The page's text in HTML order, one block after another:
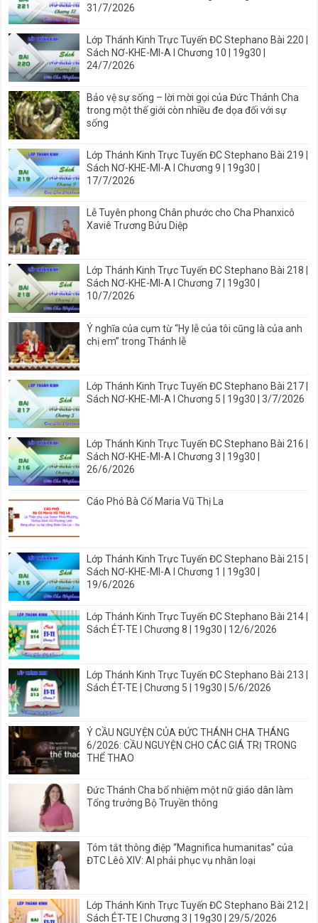
31/7/2026
Lớp Thánh Kinh Trực Tuyến ĐC Stephano Bài 220 |
Sách NƠ-KHE-MI-A I Chương 10 | 19g30 |
24/7/2026
Bảo vệ sự sống – lời mời gọi của Đức Thánh Cha
trong một thế giới còn nhiều đe dọa đối với sự
sống
Lớp Thánh Kinh Trực Tuyến ĐC Stephano Bài 219 |
Sách NƠ-KHE-MI-A I Chương 9 | 19g30 |
17/7/2026
Lễ Tuyên phong Chân phước cho Cha Phanxicô
Xaviê Trương Bửu Diệp
Lớp Thánh Kinh Trực Tuyến ĐC Stephano Bài 218 |
Sách NƠ-KHE-MI-A I Chương 7 | 19g30 |
10/7/2026
Ý nghĩa của cụm từ “Hy lễ của tôi cũng là của anh
chị em” trong Thánh lễ
Lớp Thánh Kinh Trực Tuyến ĐC Stephano Bài 217 |
Sách NƠ-KHE-MI-A I Chương 5 | 19g30 | 3/7/2026
Lớp Thánh Kinh Trực Tuyến ĐC Stephano Bài 216 |
Sách NƠ-KHE-MI-A I Chương 3 | 19g30 |
26/6/2026
Cáo Phó Bà Cố Maria Vũ Thị La
Lớp Thánh Kinh Trực Tuyến ĐC Stephano Bài 215 |
Sách NƠ-KHE-MI-A I Chương 1 | 19g30 |
19/6/2026
Lớp Thánh Kinh Trực Tuyến ĐC Stephano Bài 214 |
Sách ÉT-TE I Chương 8 | 19g30 | 12/6/2026
Lớp Thánh Kinh Trực Tuyến ĐC Stephano Bài 213 |
Sách ÉT-TE | Chương 5 | 19g30 | 5/6/2026
Ý CẦU NGUYỆN CỦA ĐỨC THÁNH CHA THÁNG
6/2026: CẦU NGUYỆN CHO CÁC GIÁ TRỊ TRONG
THỂ THAO
Đức Thánh Cha bổ nhiệm một nữ giáo dân làm
Tổng trưởng Bộ Truyền thông
Tóm tắt thông điệp “Magnifica humanitas” của
ĐTC Lêô XIV: AI phải phục vụ nhân loại
Lớp Thánh Kinh Trực Tuyến ĐC Stephano Bài 212 |
Sách ÉT-TE I Chương 3 | 19g30 | 29/5/2026